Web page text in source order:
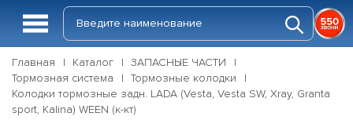
Главная Каталог
ЗАПАСНЫЕ ЧАСТИ
Тормозная система
Тормозные колодки
Колодки тормозные задн. LADA (Vesta, Vesta SW, Xray, Granta
sport, Kalina) WEEN (к-кт)